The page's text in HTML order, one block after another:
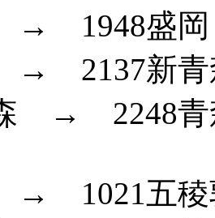
→ 1948盛
→ 2137新
森 → 2248青
→ 1021五